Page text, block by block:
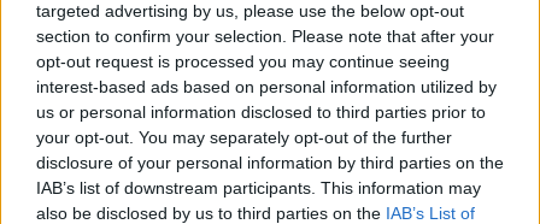
targeted advertising by us, please use the below opt-out
section to confirm your selection. Please note that after your
opt-out request is processed you may continue seeing
interest-based ads based on personal information utilized by
us or personal information disclosed to third parties prior to
your opt-out. You may separately opt-out of the further
disclosure of your personal information by third parties on the
IAB’s list of downstream participants. This information may
also be disclosed by us to third parties on the IAB’s List of
Η Αποκατάσταση Α.Ε. αναζητά για εργασία Νοσηλευτές και Βοηθούς Νοσηλευτές Πωλείται μονοκατοικία τριών επιπέδων στο καταπράσινο Πευκόφυτο Καρδίτσας